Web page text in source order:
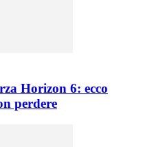
Horizon 6: ecco
perdere